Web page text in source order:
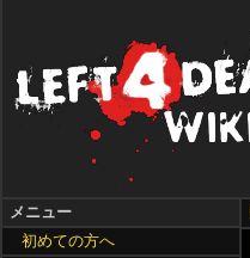
メニュー
初めての方へ